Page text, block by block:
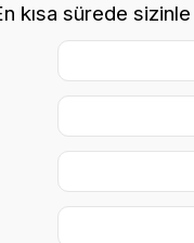
kısa sürede